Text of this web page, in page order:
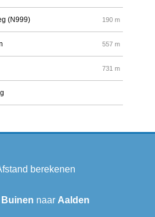
(N999) 190 m
557 m
731 m
berekenen
Buinen naar Aalden